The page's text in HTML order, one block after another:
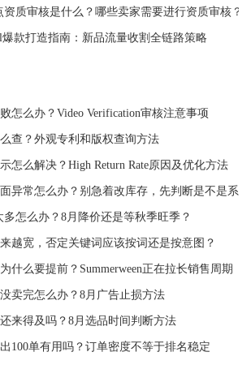
质审核是什么？哪些卖家需要进行资质审核？
爆款打造指南：新品流量收割全链路策略
怎么办？Video Verification审核注意事项
查？外观专利和版权查询方法
怎么解决？High Return Rate原因及优化方法
异常怎么办？别急着改库存，先判断是不是系
多怎么办？8月降价还是等秋季旺季？
越宽，否定关键词应该按词还是按意图？
什么要提前？Summerween正在拉长销售周期
卖完怎么办？8月广告止损方法
来得及吗？8月选品时间判断方法
100单有用吗？订单密度不等于排名稳定